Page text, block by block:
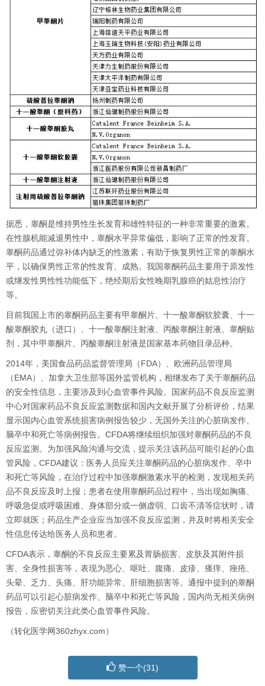
据悉，睾酮是维持男性生长发育和雄性特征的一种非常重要的激素。
在性腺机能减退男性中，睾酮水平异常偏低，影响了正常的性发育。
睾酮药品通过弥补体内缺乏的性激素，有助于恢复男性正常的睾酮水
平，以确保男性正常的性发育、成熟。我国睾酮药品主要用于原发性
或继发性男性性功能低下，绝经期后女性晚期乳腺癌的姑息性治疗
等。
目前我国上市的睾酮药品主要有甲睾酮片、十一酸睾酮软胶囊、十一
酸睾酮胶丸（进口）、十一酸睾酮注射液、丙酸睾酮注射液、睾酮贴
剂，其中甲睾酮片、丙酸睾酮注射液是国家基本药物目录品种。
2014年，美国食品药品监督管理局（FDA）、欧洲药品管理局
（EMA）、加拿大卫生部等国外监管机构，相继发布了关于睾酮药品
的安全性信息，主要涉及到心血管事件风险。国家药品不良反应监测
中心对国家药品不良反应监测数据和国内文献开展了分析评价，结果
显示国内心血管系统损害病例报告较少，无国外关注的心脏病发作、
脑卒中和死亡等病例报告。 CFDA将继续组织加强对睾酮药品的不良
反应监测。为加强风险沟通与交流，提示关注该药品可能引起的心血
管风险， CFDA建议：医务人员应关注睾酮药品的心脏病发作、卒中
和死亡等风险，在治疗过程中加强睾酮激素水平的检测，发现相关药
品不良反应及时上报；患者在使用睾酮药品过程中，当出现如胸痛、
呼吸急促或呼吸困难、身体部分或一侧虚弱、口齿不清等症状时，请
立即就医；药品生产企业应当加强不良反应监测，并及时将相关安全
性信息传达给医务人员和患者。
CFDA表示，睾酮的不良反应主要累及胃肠损害、皮肤及其附件损
害、全身性损害等，表现为恶心、呕吐、腹痛、皮疹、瘙痒、痤疮、
头晕、乏力、头痛、肝功能异常、肝细胞损害等。通报中提到的睾酮
药品可以引起心脏病发作、脑卒中和死亡等风险，国内尚无相关病例
报告，应密切关注此类心血管事件风险。
（转化医学网360zhyx.com）
赞一个(31)